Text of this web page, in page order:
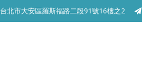
台北市大安區羅斯福路二段91號16樓之2